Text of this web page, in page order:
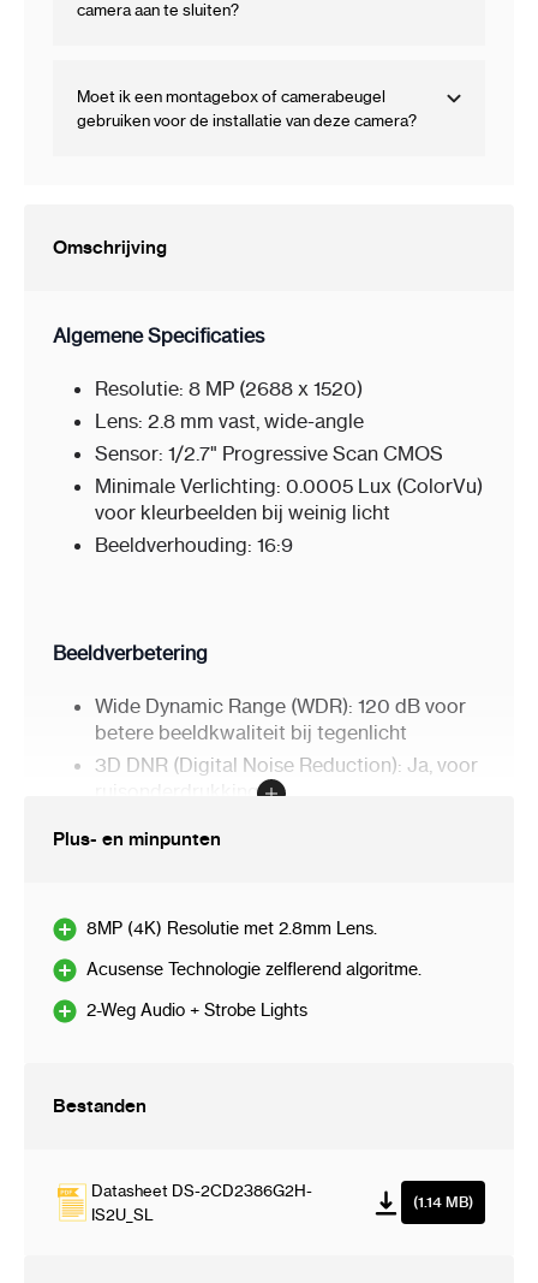
camera aan te sluiten?
Moet ik een montagebox of camerabeugel
gebruiken voor de installatie van deze camera?
Omschrijving
Algemene Specificaties
Resolutie: 8 MP (2688 x 1520)
Lens: 2.8 mm vast, wide-angle
Sensor: 1/2.7" Progressive Scan CMOS
Minimale Verlichting: 0.0005 Lux (ColorVu)
voor kleurbeelden bij weinig licht
Beeldverhouding: 16:9
Beeldverbetering
Wide Dynamic Range (WDR): 120 dB voor
betere beeldkwaliteit bij tegenlicht
3D DNR (Digital Noise Reduction): Ja, voor
ruisonderdrukking
(Highlight Compensation): Ja
IR-Bereik: Tot 30 meter
kleurbeelden)
Plus- en minpunten
8MP (4K) Resolutie met 2.8mm Lens.
Acusense Technologie zelflerend algoritme.
2-Weg Audio + Strobe Lights
Bestanden
Datasheet DS-2CD2386G2H-
IS2U_SL
(1.14 MB)